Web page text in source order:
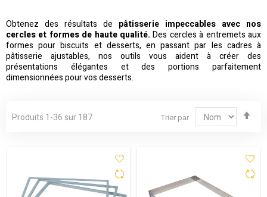
Obtenez des résultats de pâtisserie impeccables avec nos
cercles et formes de haute qualité. Des cercles à entremets aux
formes pour biscuits et desserts, en passant par les cadres à
pâtisserie ajustables, nos outils vous aident à créer des
présentations élégantes et des portions parfaitement
dimensionnées pour vos desserts.
Produits 1-36 sur187 Trier par